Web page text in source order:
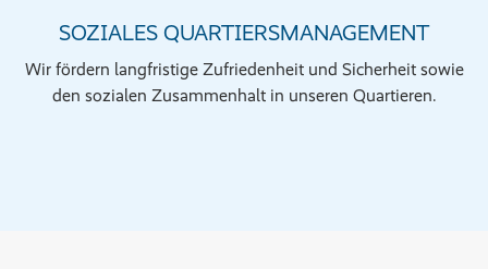
SOZIALES QUARTIERSMANAGEMENT
Wir fördern langfristige Zufriedenheit und Sicherheit sowie
den sozialen Zusammenhalt in unseren Quartieren.